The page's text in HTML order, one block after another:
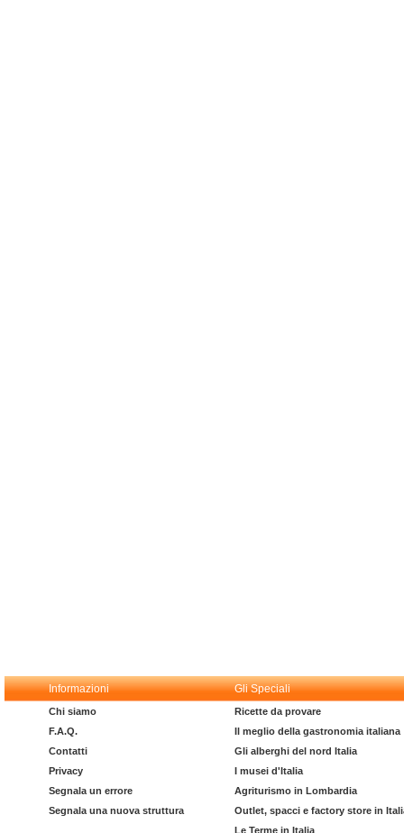
Informazioni Gli Speciali
Chi siamo
F.A.Q.
Contatti
Privacy
Segnala un errore
Segnala una nuova struttura
Ricette da provare
Il meglio della gastronomia italiana
Gli alberghi del nord Italia
I musei d'Italia
Agriturismo in Lombardia
Outlet, spacci e factory store in
Le Terme in Italia